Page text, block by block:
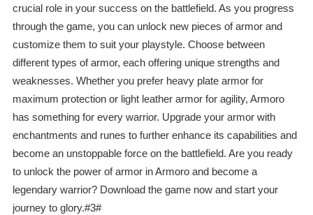
crucial role in your success on the battlefield. As you progress
through the game, you can unlock new pieces of armor and
customize them to suit your playstyle. Choose between
different types of armor, each offering unique strengths and
weaknesses. Whether you prefer heavy plate armor for
maximum protection or light leather armor for agility, Armoro
has something for every warrior. Upgrade your armor with
enchantments and runes to further enhance its capabilities and
become an unstoppable force on the battlefield. Are you ready
to unlock the power of armor in Armoro and become a
legendary warrior? Download the game now and start your
journey to glory.#3#